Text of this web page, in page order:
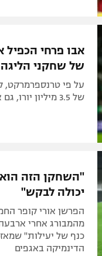
אבו פרחי הכפיל
של שחקני הליגה
על פי טרנספרמרקט,
של 3.5 מיליון יורו, גם אסנטה, מרדכי לויזו ובלוריאן טיפסו למעלה
"השחקן הזה הוא
יכולה לבקש"
הפרשן אורי קופר
מהמבורג אחרי
כנף של יעילות"
הדינמיקה באגפים